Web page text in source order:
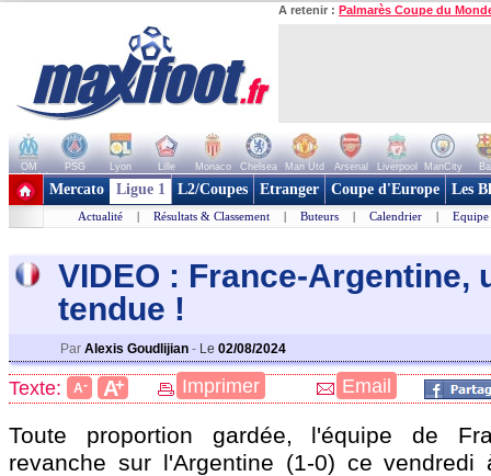
A retenir : Palmarès Coupe du
OM PSG Lyon Lille Monaco Chelsea Man Utd Arsenal Liverpool ManCity
+ de clubs
Mercato Ligue 1 L2/Coupes Etranger Coupe d'Europe Les
Actualité | Résultats & Classement | Buteurs | Calendrier | Equipe
VIDEO : France-Argentine,
tendue !
Par Alexis Goudlijian - Le 02/08/2024
Texte: A- A+ Imprimer Email
Toute proportion gardée, l'équipe de
revanche sur l'Argentine (1-0) ce vendredi